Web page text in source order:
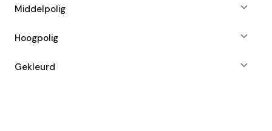
Middelpolig
Hoogpolig
Gekleurd